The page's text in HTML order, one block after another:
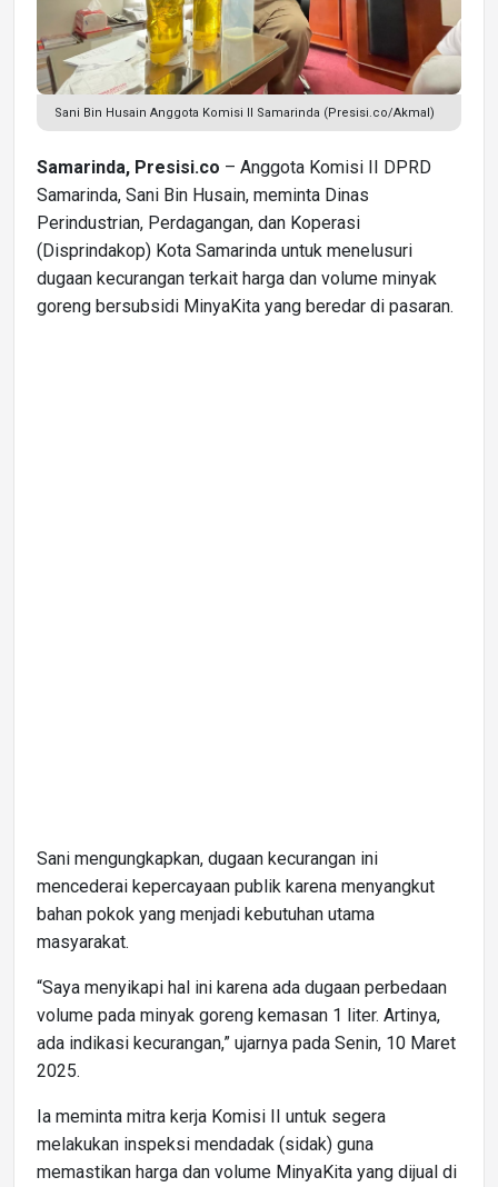
Sani Bin Husain Anggota Komisi II Samarinda (Presisi.co/Akmal)
Samarinda, Presisi.co – Anggota Komisi II DPRD
Samarinda, Sani Bin Husain, meminta Dinas
Perindustrian, Perdagangan, dan Koperasi
(Disprindakop) Kota Samarinda untuk menelusuri
dugaan kecurangan terkait harga dan volume minyak
goreng bersubsidi MinyaKita yang beredar di pasaran.
Sani mengungkapkan, dugaan kecurangan ini
mencederai kepercayaan publik karena menyangkut
bahan pokok yang menjadi kebutuhan utama
masyarakat.
“Saya menyikapi hal ini karena ada dugaan perbedaan
volume pada minyak goreng kemasan 1 liter. Artinya,
ada indikasi kecurangan,” ujarnya pada Senin, 10 Maret
2025.
Ia meminta mitra kerja Komisi II untuk segera
melakukan inspeksi mendadak (sidak) guna
memastikan harga dan volume MinyaKita yang dijual di